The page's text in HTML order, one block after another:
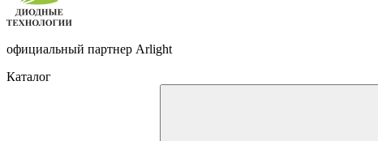
официальный партнер Arlight
Каталог